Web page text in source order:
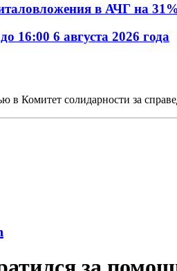
в АЧГ на
16:00 6 августа 2026 года
в Комитет солидарности за